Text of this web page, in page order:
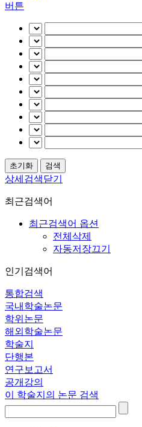
버튼
상세검색닫기
최근검색어
최근검색어 옵션
전체삭제
자동저장끄기
인기검색어
통합검색
국내학술논문
학위논문
해외학술논문
학술지
단행본
연구보고서
공개강의
이 학술지의 논문 검색